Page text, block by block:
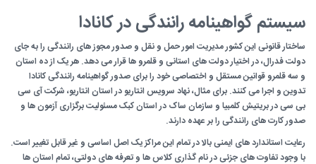
سیستم گواهینامه رانندگی در کانادا
ساختار قانونی این کشور مدیریت امور حمل و نقل و صدور مجوز های رانندگی را به جای
دولت فدرال، در اختیار دولت های استانی و قلمرو ها قرار می دهد. هر یک از ده استان
و سه قلمرو قوانین مستقل و اختصاصی خود را برای صدور گواهینامه رانندگی کانادا
تدوین و اجرا می کنند. برای مثال، نهاد سرویس انتاریو در استان انتاریو، شرکت آی سی
بی سی در بریتیش کلمبیا و سازمان ساک در استان کبک مسئولیت برگزاری آزمون ها و
صدور کارت های رانندگی را بر عهده دارند.
رعایت استاندارد های ایمنی بالا در تمام این مراکز یک اصل اساسی و غیر قابل تغییر است.
با وجود تفاوت های جزئی در نام گذاری کلاس ها و تعرفه های دولتی، تمام استان ها